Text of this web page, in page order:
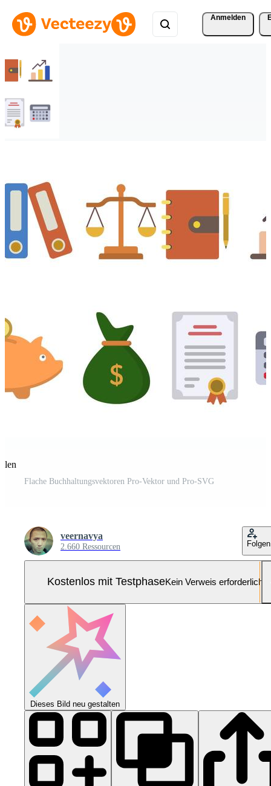
Anmelden
Flache Buchhaltungsvektoren Pro-Vektor und Pro-SVG
veernavya
2.660 Ressourcen Folgen
Kostenlos mit TestphaseKein Verweis erforderlich
Dieses Bild neu gestalten